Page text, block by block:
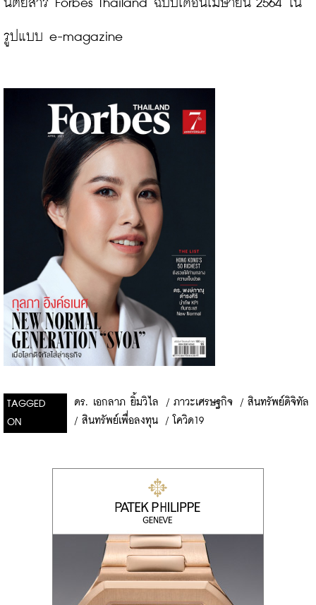
นิตยสาร Forbes Thailand ฉบับเดือนเมษายน 2564 ใน
รูปแบบ e-magazine
TAGGED
ON
ดร. เอกลาภ ยิ้มวิไล / ภาวะเศรษฐกิจ / สินทรัพย์ดิจิทัล
/ สินทรัพย์เพื่อลงทุน / โควิด19